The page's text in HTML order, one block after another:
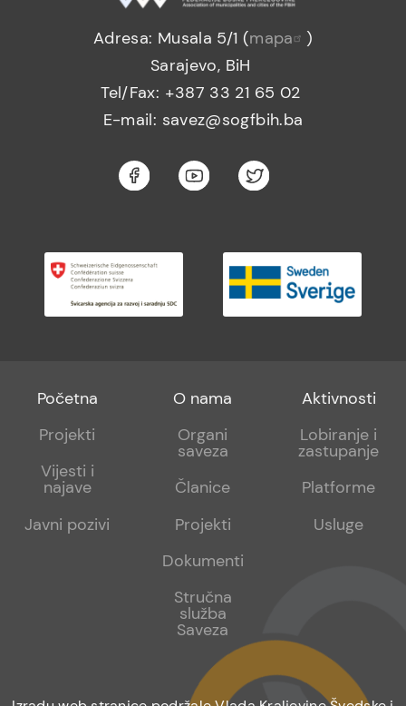
Adresa: Musala 5/1 (mapa
)
Sarajevo, BiH
Tel/Fax: +387 33 21 65 02
E-mail: savez@sogfbih.ba
Footer
menu
Početna
Projekti
Vijesti i
najave
Javni pozivi
Footer
sub
O nama
Organi
saveza
Članice
Projekti
Dokumenti
Stručna
služba
Saveza
Footer
sub
Aktivnosti
Lobiranje i
zastupanje
Platforme
Usluge